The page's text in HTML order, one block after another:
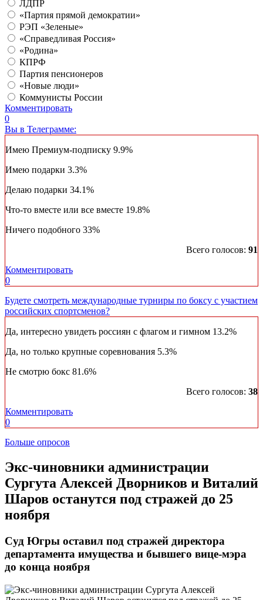
ЛДПР
«Партия прямой демократии»
РЭП «Зеленые»
«Справедливая Россия»
«Родина»
КПРФ
Партия пенсионеров
«Новые люди»
Коммунисты России
Комментировать
0
Вы в Телеграмме:
Имею Премиум-подписку 9.9%
Имею подарки 3.3%
Делаю подарки 34.1%
Что-то вместе или все вместе 19.8%
Ничего подобного 33%
Всего голосов: 91
Комментировать
0
Будете смотреть международные турниры по боксу с участием
российских спортсменов?
Да, интересно увидеть россиян с флагом и гимном 13.2%
Да, но только крупные соревнования 5.3%
Не смотрю бокс 81.6%
Всего голосов: 38
Комментировать
0
Больше опросов
​Экс-чиновники администрации
Сургута Алексей Дворников и Виталий
Шаров останутся под стражей до 25
ноября
Суд Югры оставил под стражей директора
департамента имущества и бывшего вице-мэра
до конца ноября